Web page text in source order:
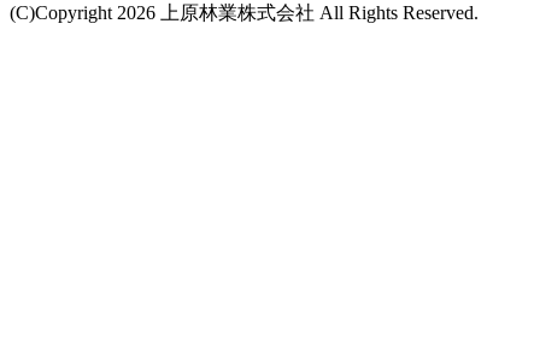
(C)Copyright 2026 上原林業株式会社 All Rights Reserved.